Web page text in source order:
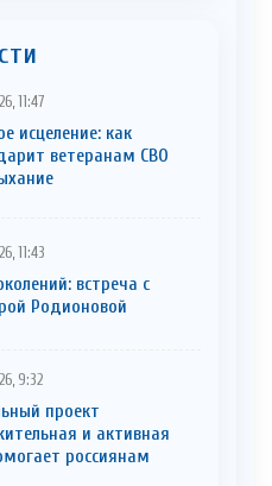
11:47
исцеление: как
ветеранам СВО
11:43
встреча с
Родионовой
9:32
проект
и активная
россиянам